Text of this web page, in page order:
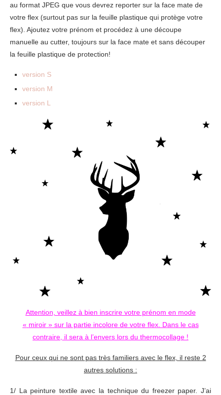
au format JPEG que vous devrez reporter sur la face mate de
votre flex (surtout pas sur la feuille plastique qui protège votre
flex). Ajoutez votre prénom et procédez à une découpe
manuelle au cutter, toujours sur la face mate et sans découper
la feuille plastique de protection!
version S
version M
version L
Attention, veillez à bien inscrire votre prénom en mode
« miroir »sur la partie incolore de votre flex. Dans le cas
contraire, il sera à l’envers lors du thermocollage !
Pour ceux qui ne sont pas très familiers avec le flex, il reste 2
autres solutions :
1/ La peinture textile avec la technique du freezer paper. J’ai